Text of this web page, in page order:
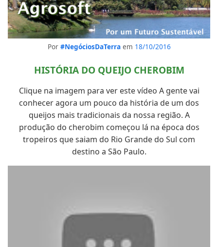
Por #NegóciosDaTerra em 18/10/2016
HISTÓRIA DO QUEIJO CHEROBIM
Clique na imagem para ver este vídeo A gente vai
conhecer agora um pouco da história de um dos
queijos mais tradicionais da nossa região. A
produção do cherobim começou lá na época dos
tropeiros que saiam do Rio Grande do Sul com
destino a São Paulo.